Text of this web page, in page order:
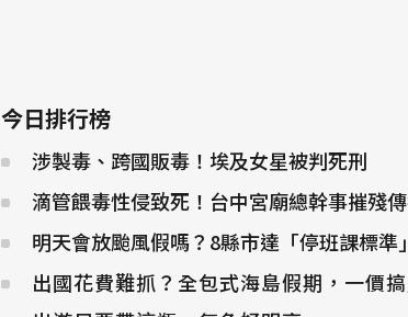
今日排行榜
涉製毒、跨國販毒！埃及女星被判死刑
滴管餵毒性侵致死！台中宮廟總幹事摧殘
明天會放颱風假嗎？8縣市達「停班課標準」
出國花費難抓？全包式海島假期，一價